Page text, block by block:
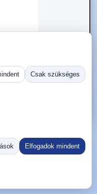
Csak szükséges
Elfogadok mindent